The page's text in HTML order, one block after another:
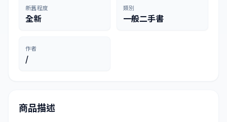
新舊程度
全新
類別
一般二手書
作者
/
商品描述